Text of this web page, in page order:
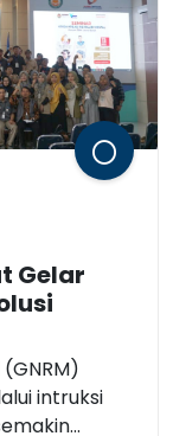
Gelar
intruksi